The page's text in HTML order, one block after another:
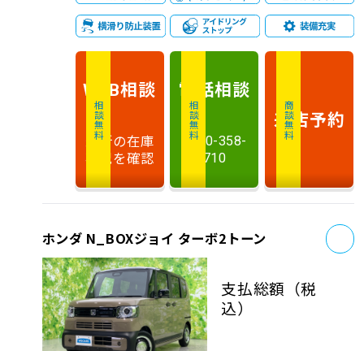
相談無料
WEB相談
最新の在庫
状況を確認
相談無料
電話相談
0120-358-
710
商談無料
来店予約
ホンダ N_BOXジョイ ターボ2トーン
支払総額 （税
込）